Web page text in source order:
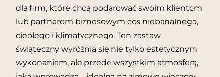
dla firm, które chcą podarować swoim klientom
lub partnerom biznesowym coś niebanalnego,
ciepłego i klimatycznego. Ten zestaw
świąteczny wyróżnia się nie tylko estetycznym
wykonaniem, ale przede wszystkim atmosferą,